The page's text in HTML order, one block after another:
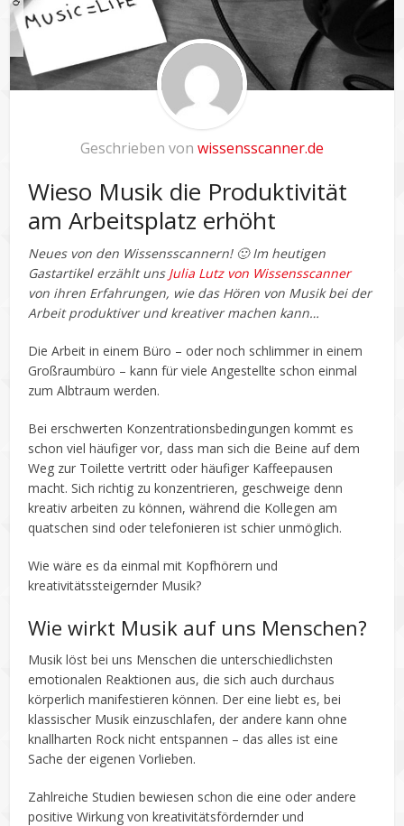
Geschrieben von wissensscanner.de
Wieso Musik die Produktivität
am Arbeitsplatz erhöht
Neues von den Wissensscannern! 🙂 Im heutigen
Gastartikel erzählt uns Julia Lutz von Wissensscanner
von ihren Erfahrungen, wie das Hören von Musik bei der
Arbeit produktiver und kreativer machen kann…
Die Arbeit in einem Büro – oder noch schlimmer in einem
Großraumbüro – kann für viele Angestellte schon einmal
zum Albtraum werden.
Bei erschwerten Konzentrationsbedingungen kommt es
schon viel häufiger vor, dass man sich die Beine auf dem
Weg zur Toilette vertritt oder häufiger Kaffeepausen
macht. Sich richtig zu konzentrieren, geschweige denn
kreativ arbeiten zu können, während die Kollegen am
quatschen sind oder telefonieren ist schier unmöglich.
Wie wäre es da einmal mit Kopfhörern und
kreativitätssteigernder Musik?
Wie wirkt Musik auf uns Menschen?
Musik löst bei uns Menschen die unterschiedlichsten
emotionalen Reaktionen aus, die sich auch durchaus
körperlich manifestieren können. Der eine liebt es, bei
klassischer Musik einzuschlafen, der andere kann ohne
knallharten Rock nicht entspannen – das alles ist eine
Sache der eigenen Vorlieben.
Zahlreiche Studien bewiesen schon die eine oder andere
positive Wirkung von kreativitätsfördernder und